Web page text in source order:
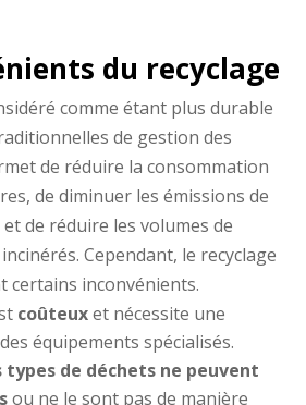
du recyclage
comme étant plus durable
de gestion des
de réduire la consommation
de diminuer les émissions de
de réduire les volumes de
Cependant, le recyclage
certains inconvénients.
coûteuxet nécessite une
équipements spécialisés.
types de déchets ne peuvent
ou ne le sont pas de manière